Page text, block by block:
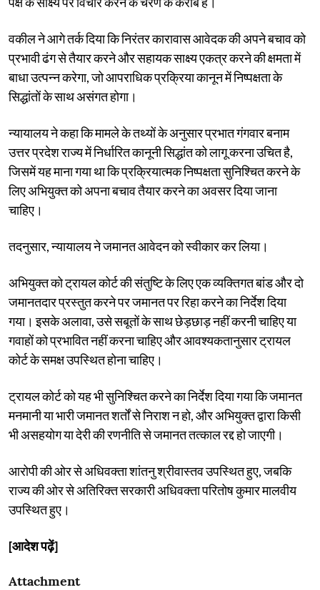
वकील ने आगे तर्क दिया कि निरंतर कारावास आवेदक की अपने बचाव को
प्रभावी ढंग से तैयार करने और सहायक साक्ष्य एकत्र करने की क्षमता में
बाधा उत्पन्न करेगा, जो आपराधिक प्रक्रिया कानून में निष्पक्षता के
सिद्धांतों के साथ असंगत होगा।
न्यायालय ने कहा कि मामले के तथ्यों के अनुसार प्रभात गंगवार बनाम
उत्तर प्रदेश राज्य में निर्धारित कानूनी सिद्धांत को लागू करना उचित है,
जिसमें यह माना गया था कि प्रक्रियात्मक निष्पक्षता सुनिश्चित करने के
लिए अभियुक्त को अपना बचाव तैयार करने का अवसर दिया जाना
चाहिए।
तदनुसार, न्यायालय ने जमानत आवेदन को स्वीकार कर लिया।
अभियुक्त को ट्रायल कोर्ट की संतुष्टि के लिए एक व्यक्तिगत बांड और दो
जमानतदार प्रस्तुत करने पर जमानत पर रिहा करने का निर्देश दिया
गया। इसके अलावा, उसे सबूतों के साथ छेड़छाड़ नहीं करनी चाहिए या
गवाहों को प्रभावित नहीं करना चाहिए और आवश्यकतानुसार ट्रायल
कोर्ट के समक्ष उपस्थित होना चाहिए।
ट्रायल कोर्ट को यह भी सुनिश्चित करने का निर्देश दिया गया कि जमानत
मनमानी या भारी जमानत शर्तों से निराश न हो, और अभियुक्त द्वारा किसी
भी असहयोग या देरी की रणनीति से जमानत तत्काल रद्द हो जाएगी।
आरोपी की ओर से अधिवक्ता शांतनु श्रीवास्तव उपस्थित हुए, जबकि
राज्य की ओर से अतिरिक्त सरकारी अधिवक्ता परितोष कुमार मालवीय
उपस्थित हुए।
[आदेश पढ़ें]
Attachment